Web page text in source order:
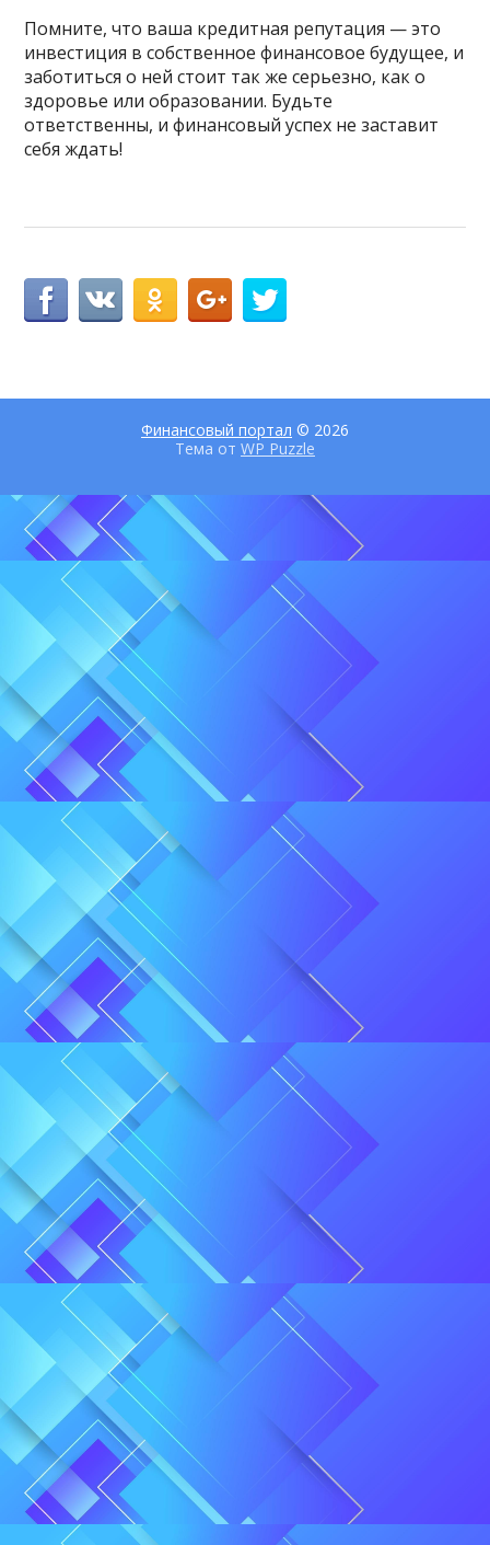
Помните, что ваша кредитная репутация — это
инвестиция в собственное финансовое будущее, и
заботиться о ней стоит так же серьезно, как о
здоровье или образовании. Будьте
ответственны, и финансовый успех не заставит
себя ждать!
Финансовый портал © 2026
Тема от WP Puzzle